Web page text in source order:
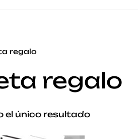
regalo
regalo
el único resultado